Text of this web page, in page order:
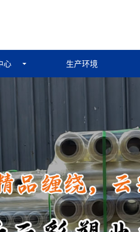
心 生产环境